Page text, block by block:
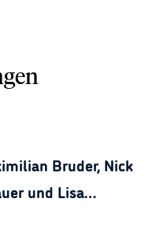
Bruder, Nick
und Lisa